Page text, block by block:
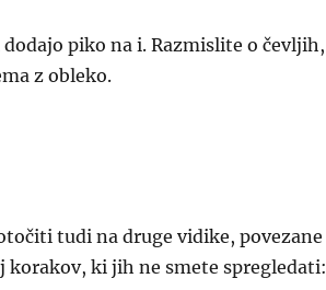
piko na i. Razmislite o čevljih,
z obleko.
tudi na druge vidike, povezane
korakov, ki jih ne smete spregledati: